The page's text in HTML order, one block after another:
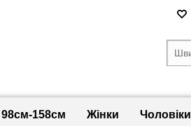
158см Жінки Чоловіки